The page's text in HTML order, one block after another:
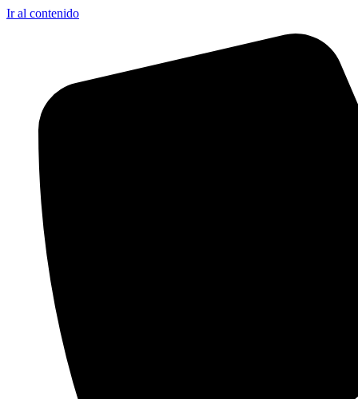
Ir al contenido